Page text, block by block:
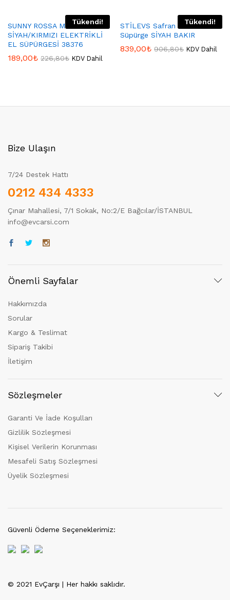
Tükendi!
SUNNY ROSSA MİNİ 700W
SİYAH/KIRMIZI ELEKTRİKLİ
EL SÜPÜRGESİ 38376
189,00₺ 226,80₺ KDV Dahil
Tükendi!
STİLEVS Safran Dik Elektrikli
Süpürge SİYAH BAKIR
839,00₺ 906,80₺ KDV Dahil
Bize Ulaşın
7/24 Destek Hattı
0212 434 4333
Çınar Mahallesi, 7/1 Sokak, No:2/E Bağcılar/İSTANBUL
info@evcarsi.com
Önemli Sayfalar
Hakkımızda
Sorular
Kargo & Teslimat
Sipariş Takibi
İletişim
Sözleşmeler
Garanti Ve İade Koşulları
Gizlilik Sözleşmesi
Kişisel Verilerin Korunması
Mesafeli Satış Sözleşmesi
Üyelik Sözleşmesi
© 2021 EvÇarşı | Her hakkı saklıdır.
Güvenli Ödeme Seçeneklerimiz: